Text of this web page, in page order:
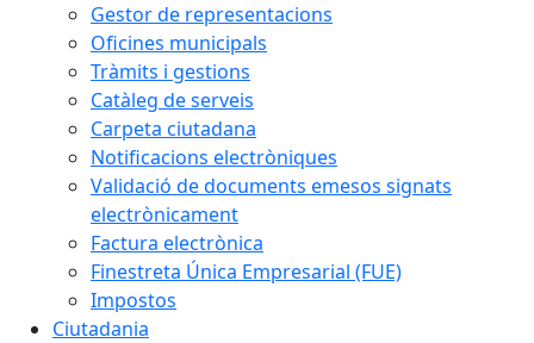
Gestor de representacions
Oficines municipals
Tràmits i gestions
Catàleg de serveis
Carpeta ciutadana
Notificacions electròniques
Validació de documents emesos signats
electrònicament
Factura electrònica
Finestreta Única Empresarial (FUE)
Impostos
Ciutadania